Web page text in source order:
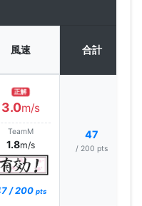
風速 合計
正解
3.0m/s
TeamM
1.8m/s
/ 200 pts
47
/ 200 pts